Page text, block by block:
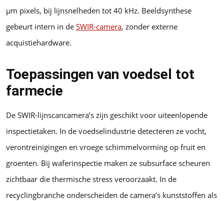
µm pixels, bij lijnsnelheden tot 40 kHz. Beeldsynthese
gebeurt intern in de SWIR-camera, zonder externe
acquistiehardware.
Toepassingen van voedsel tot
farmecie
De SWIR-lijnscancamera’s zijn geschikt voor uiteenlopende
inspectietaken. In de voedselindustrie detecteren ze vocht,
verontreinigingen en vroege schimmelvorming op fruit en
groenten. Bij waferinspectie maken ze subsurface scheuren
zichtbaar die thermische stress veroorzaakt. In de
recyclingbranche onderscheiden de camera’s kunststoffen als